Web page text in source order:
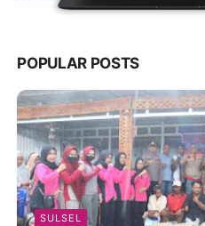
POPULAR POSTS
SULSEL